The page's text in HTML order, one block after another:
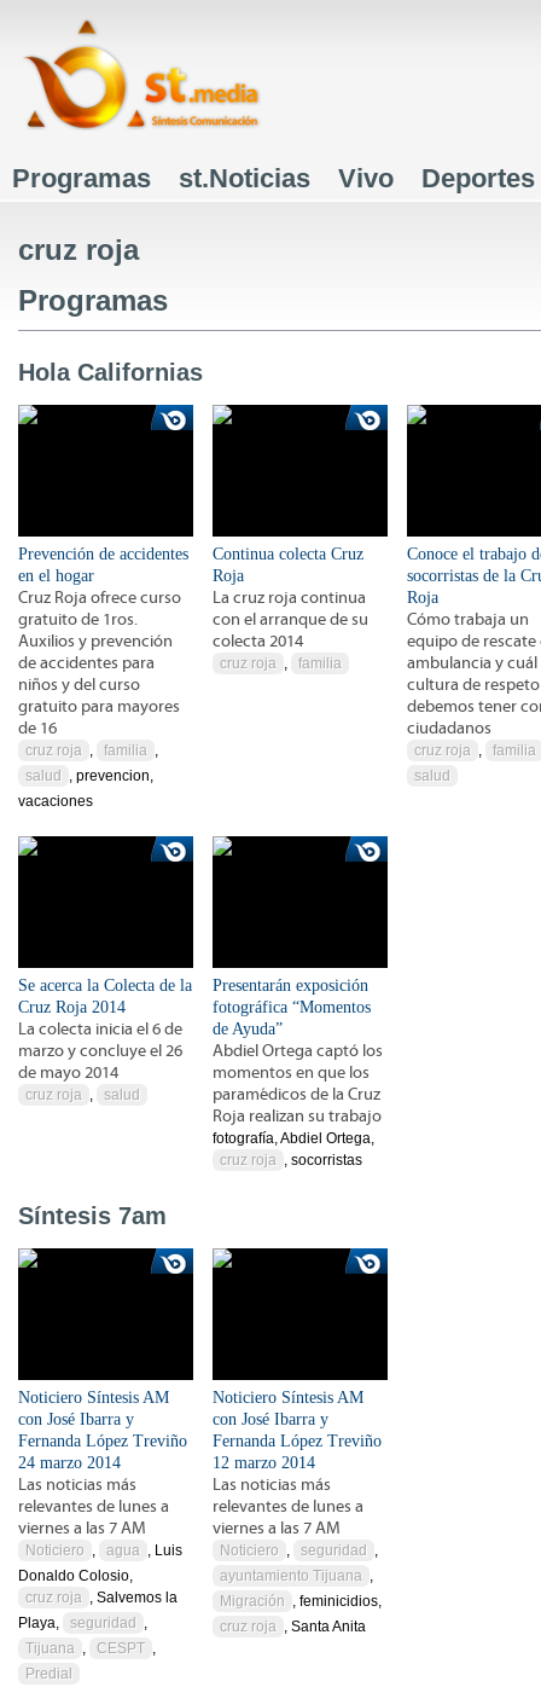
Menú principal
Programas st.Noticias Vivo Deportes
cruz roja
Programas
Hola Californias
Prevención de accidentes
en el hogar
Cruz Roja ofrece curso
gratuito de 1ros.
Auxilios y prevención
de accidentes para
niños y del curso
gratuito para mayores
de 16
cruz roja , familia ,
salud
, prevencion,
vacaciones
Continua colecta Cruz
Roja
La cruz roja continua
con el arranque de su
colecta 2014
cruz roja , familia
Conoce el trabajo
socorristas de la
Roja
Cómo trabaja un
equipo de rescate
ambulancia y cuál
cultura de
debemos tener
ciudadanos
cruz roja ,
familia
salud
Se acerca la Colecta de la
Cruz Roja 2014
La colecta inicia el 6 de
marzo y concluye el 26
de mayo 2014
cruz roja , salud
Presentarán exposición
fotográfica “Momentos
de Ayuda”
Abdiel Ortega captó los
momentos en que los
paramédicos de la Cruz
Roja realizan su trabajo
fotografía, Abdiel Ortega,
cruz roja , socorristas
Síntesis 7am
Noticiero Síntesis AM
con José Ibarra y
Fernanda López Treviño
24 marzo 2014
Las noticias más
relevantes de lunes a
viernes a las 7 AM
Noticiero , agua , Luis
Donaldo Colosio,
cruz roja , Salvemos la
Playa,
seguridad
,
Tijuana , CESPT ,
Predial
Noticiero Síntesis AM
con José Ibarra y
Fernanda López Treviño
12 marzo 2014
Las noticias más
relevantes de lunes a
viernes a las 7 AM
Noticiero , seguridad
,
ayuntamiento Tijuana ,
Migración , feminicidios,
cruz roja , Santa Anita